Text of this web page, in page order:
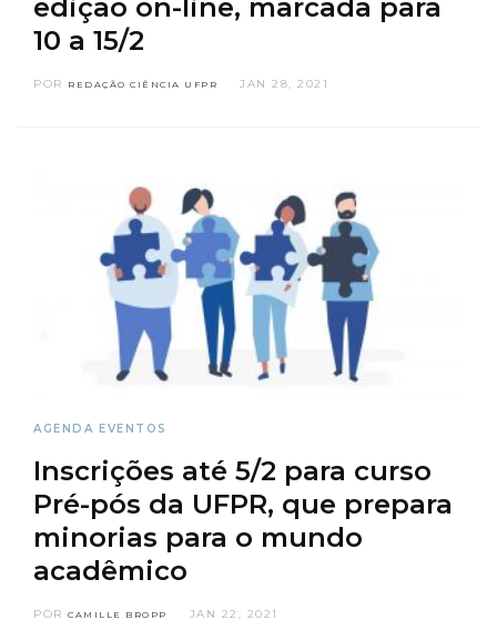
edição on-line, marcada para
10 a 15/2
POR REDAÇÃO CIÊNCIA UFPR JAN 28, 2021
AGENDA EVENTOS
Inscrições até 5/2 para curso
Pré-pós da UFPR, que prepara
minorias para o mundo
acadêmico
POR CAMILLE BROPP JAN 22, 2021